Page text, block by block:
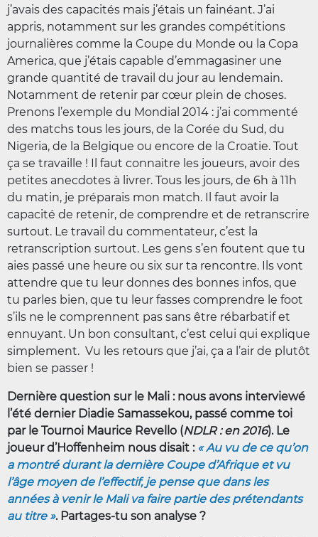
j’avais des capacités mais j’étais un fainéant. J’ai
appris, notamment sur les grandes compétitions
journalières comme la Coupe du Monde ou la Copa
America, que j’étais capable d’emmagasiner une
grande quantité de travail du jour au lendemain.
Notamment de retenir par cœur plein de choses.
Prenons l’exemple du Mondial 2014 : j’ai commenté
des matchs tous les jours, de la Corée du Sud, du
Nigeria, de la Belgique ou encore de la Croatie. Tout
ça se travaille ! Il faut connaitre les joueurs, avoir des
petites anecdotes à livrer. Tous les jours, de 6h à 11h
du matin, je préparais mon match. Il faut avoir la
capacité de retenir, de comprendre et de retranscrire
surtout. Le travail du commentateur, c’est la
retranscription surtout. Les gens s’en foutent que tu
aies passé une heure ou six sur ta rencontre. Ils vont
attendre que tu leur donnes des bonnes infos, que
tu parles bien, que tu leur fasses comprendre le foot
s’ils ne le comprennent pas sans être rébarbatif et
ennuyant. Un bon consultant, c’est celui qui explique
simplement. Vu les retours que j’ai, ça a l’air de plutôt
bien se passer !
Dernière question sur le Mali : nous avons interviewé
l’été dernier Diadie Samassekou, passé comme toi
par le Tournoi Maurice Revello (NDLR : en 2016). Le
joueur d’Hoffenheim nous disait :« Au vu de ce qu’on
a montré durant la dernière Coupe d’Afrique et vu
l’âge moyen de l’effectif, je pense que dans les
années à venir le Mali va faire partie des prétendants
au titre ». Partages-tu son analyse ?